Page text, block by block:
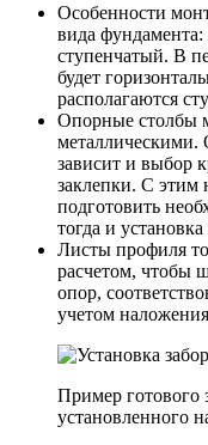
Особенности
вида
ступенчатый. В
будет
располагаются
Опорные столбы
металлическими.
зависит и выбор
заклепки. С этим
подготовить
тогда и
Листы профиля
расчетом, чтобы
опор,
учетом
Пример готового
установленного